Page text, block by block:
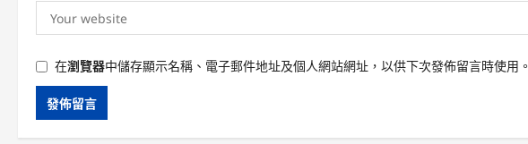
在瀏覽器中儲存顯示名稱、電子郵件地址及個人網站網址，以供下次發佈留言時使用。